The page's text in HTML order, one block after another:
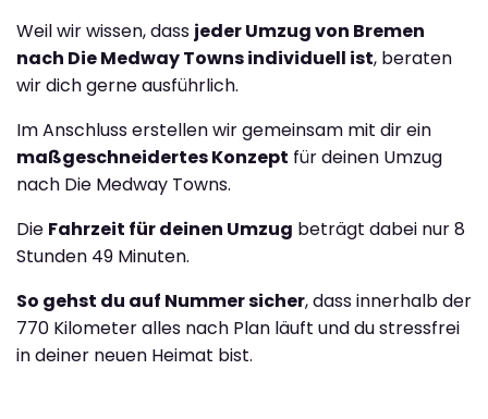
Weil wir wissen, dass jeder Umzug von Bremen
nach Die Medway Towns individuell ist, beraten
wir dich gerne ausführlich.
Im Anschluss erstellen wir gemeinsam mit dir ein
maßgeschneidertes Konzept für deinen Umzug
nach Die Medway Towns.
Die Fahrzeit für deinen Umzug beträgt dabei nur 8
Stunden 49 Minuten.
So gehst du auf Nummer sicher, dass innerhalb der
770 Kilometer alles nach Plan läuft und du stressfrei
in deiner neuen Heimat bist.